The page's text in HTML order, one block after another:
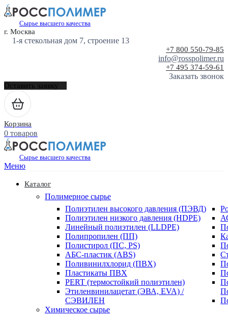
Сырье высшего качества
г. Москва
1-я стекольная дом 7, строение 13
+7 800 550-79-85
info@rosspolimer.ru
+7 495 374-59-61
Заказать звонок
Оставить заявку
Корзина
0 товаров
Сырье высшего качества
Меню
Каталог
Полимерное сырье
Полиэтилен высокого давления (ПЭВД)
Полиэтилен низкого давления (HDPE)
Линейный полиэтилен (LLDPE)
Полипропилен (ПП)
Полистирол (ПС, PS)
АБС-пластик (ABS)
Поливинилхлорид (ПВХ)
Пластикаты ПВХ
PERT (термостойкий полиэтилен)
Этиленвинилацетат (ЭВА, EVA) /
СЭВИЛЕН
Химическое сырье